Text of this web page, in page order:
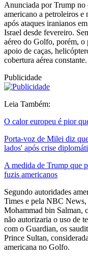
Anunciada por Trump
americano a petroleiros e
após ataques iranianos
Israel desde fevereiro.
aéreo do Golfo, porém,
apoio de caças,
cobertura aérea constante.
Publicidade
Leia Também:
O calor europeu é pior
Porta-voz de Milei diz
lados' após crise
A medida de Trump que
fuzis americanos
Segundo autoridades
Times e pela NBC
Mohammad bin Salman,
não autorizaria o uso de
com o Guardian, os
Prince Sultan,
americana no Golfo.